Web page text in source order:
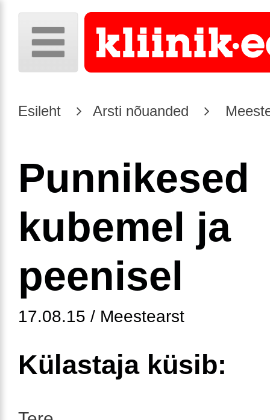
Esileht Arsti nõuanded
Punnikesed
kubemel ja
peenisel
17.08.15 / Meestearst
Külastaja küsib: